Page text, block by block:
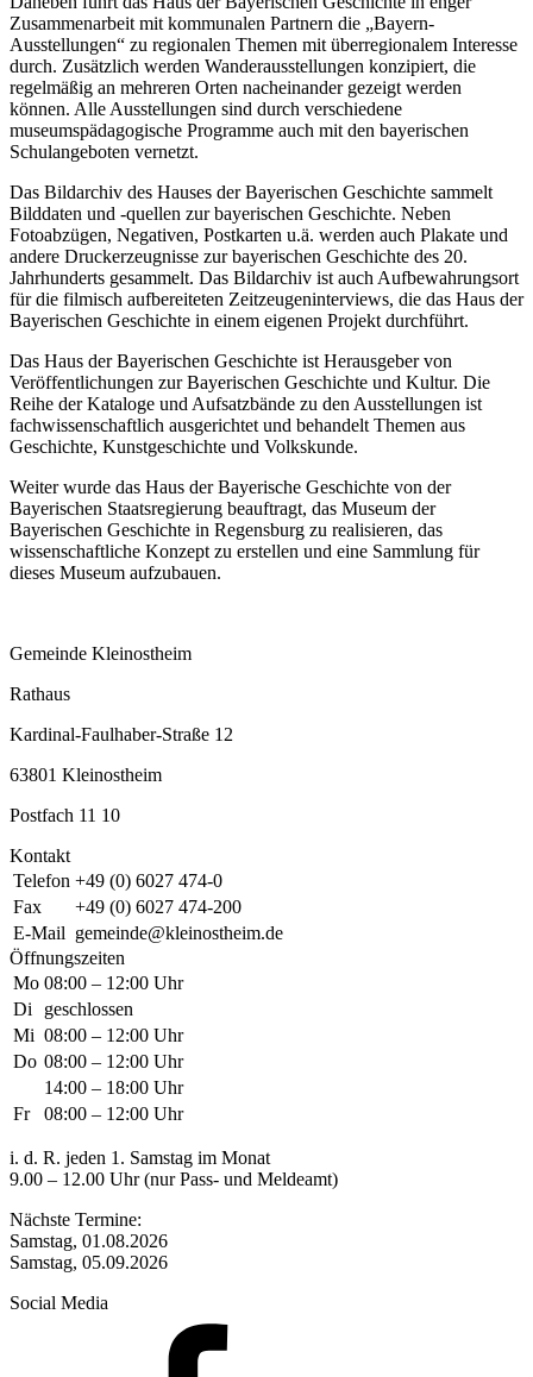
Zusammenarbeit mit kommunalen Partnern die „Bayern-
Ausstellungen“ zu regionalen Themen mit überregionalem Interesse
durch. Zusätzlich werden Wanderausstellungen konzipiert, die
regelmäßig an mehreren Orten nacheinander gezeigt werden
können. Alle Ausstellungen sind durch verschiedene
museumspädagogische Programme auch mit den bayerischen
Schulangeboten vernetzt.
Das Bildarchiv des Hauses der Bayerischen Geschichte sammelt
Bilddaten und -quellen zur bayerischen Geschichte. Neben
Fotoabzügen, Negativen, Postkarten u.ä. werden auch Plakate und
andere Druckerzeugnisse zur bayerischen Geschichte des 20.
Jahrhunderts gesammelt. Das Bildarchiv ist auch Aufbewahrungsort
für die filmisch aufbereiteten Zeitzeugeninterviews, die das Haus der
Bayerischen Geschichte in einem eigenen Projekt durchführt.
Das Haus der Bayerischen Geschichte ist Herausgeber von
Veröffentlichungen zur Bayerischen Geschichte und Kultur. Die
Reihe der Kataloge und Aufsatzbände zu den Ausstellungen ist
fachwissenschaftlich ausgerichtet und behandelt Themen aus
Geschichte, Kunstgeschichte und Volkskunde.
Weiter wurde das Haus der Bayerische Geschichte von der
Bayerischen Staatsregierung beauftragt, das Museum der
Bayerischen Geschichte in Regensburg zu realisieren, das
wissenschaftliche Konzept zu erstellen und eine Sammlung für
dieses Museum aufzubauen.
Gemeinde Kleinostheim
Rathaus
Kardinal-Faulhaber-Straße 12
63801 Kleinostheim
Postfach 11 10
Kontakt
Telefon +49 (0) 6027 474-0
Fax
+49 (0) 6027 474-200
E-Mail gemeinde@kleinostheim.de
Öffnungszeiten
Mo 08:00 – 12:00 Uhr
Di
geschlossen
Mi 08:00 – 12:00 Uhr
Do 08:00 – 12:00 Uhr
14:00 – 18:00 Uhr
Fr
08:00 – 12:00 Uhr
i. d. R. jeden 1. Samstag im Monat
9.00 – 12.00 Uhr (nur Pass- und Meldeamt)
Nächste Termine:
Samstag, 01.08.2026
Samstag, 05.09.2026
Social Media